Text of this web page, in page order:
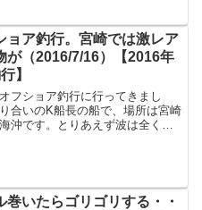
延岡市 ＞ 日向市という感
市が一番風につい...
ョア釣行。宮崎では激レア
が（2016/7/16）【2016年
】
フショア釣行に行ってきまし
合いのK船長の船で、場所は宮崎
沖です。とりあえず波は全く無
巻いたらゴリゴリする・・